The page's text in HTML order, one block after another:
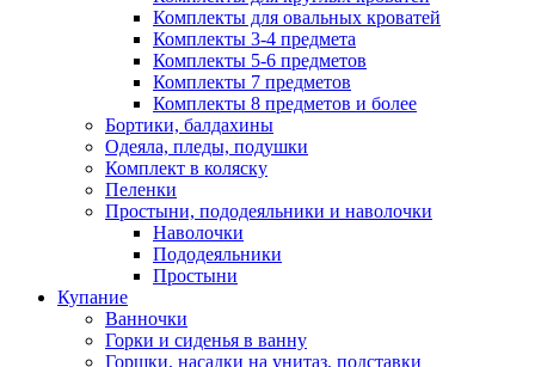
Комплекты для овальных кроватей
Комплекты 3-4 предмета
Комплекты 5-6 предметов
Комплекты 7 предметов
Комплекты 8 предметов и более
Бортики, балдахины
Одеяла, пледы, подушки
Комплект в коляску
Пеленки
Простыни, пододеяльники и наволочки
Наволочки
Пододеяльники
Простыни
Купание
Ванночки
Горки и сиденья в ванну
Горшки, насадки на унитаз, подставки